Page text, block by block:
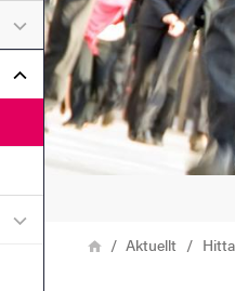
Undermeny för Om
Undermeny för Aktuellt
Undermeny för Pressrum
LänkstigHemAktuellt